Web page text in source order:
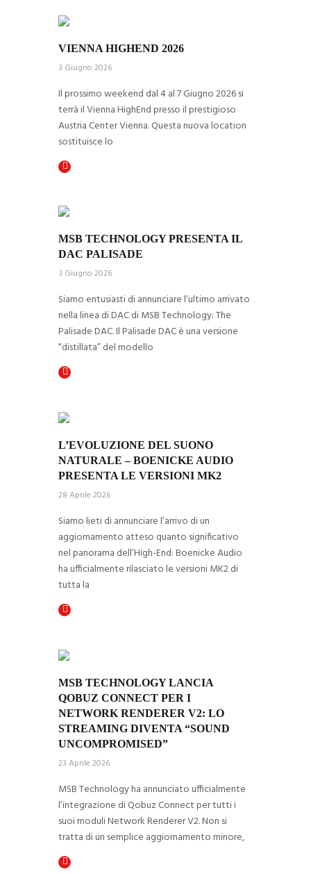
VIENNA HIGHEND 2026
3 Giugno 2026
Il prossimo weekend dal 4 al 7 Giugno 2026 si
terrà il Vienna HighEnd presso il prestigioso
Austria Center Vienna. Questa nuova location
sostituisce lo
MSB TECHNOLOGY PRESENTA IL
DAC PALISADE
3 Giugno 2026
Siamo entusiasti di annunciare l’ultimo arrivato
nella linea di DAC di MSB Technology: The
Palisade DAC. Il Palisade DAC è una versione
“distillata” del modello
L’EVOLUZIONE DEL SUONO
NATURALE – BOENICKE AUDIO
PRESENTA LE VERSIONI MK2
28 Aprile 2026
Siamo lieti di annunciare l’arrivo di un
aggiornamento atteso quanto significativo
nel panorama dell’High-End: Boenicke Audio
ha ufficialmente rilasciato le versioni MK2 di
tutta la
MSB TECHNOLOGY LANCIA
QOBUZ CONNECT PER I
NETWORK RENDERER V2: LO
STREAMING DIVENTA “SOUND
UNCOMPROMISED”
23 Aprile 2026
MSB Technology ha annunciato ufficialmente
l’integrazione di Qobuz Connect per tutti i
suoi moduli Network Renderer V2. Non si
tratta di un semplice aggiornamento minore,